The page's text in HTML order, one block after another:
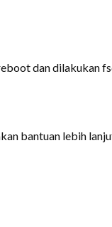
dan dilakukan
bantuan lebih